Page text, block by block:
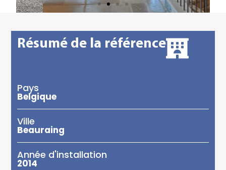
Résumé de la référence
Pays
Belgique
Ville
Beauraing
Année d'installation
2014